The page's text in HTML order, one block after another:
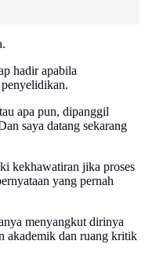
hadir apabila
apa pun, dipanggil
saya datang sekarang
kekhawatiran jika proses
yang pernah
menyangkut dirinya
akademik dan ruang kritik